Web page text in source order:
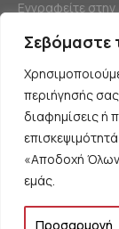
Σεβόμαστε
περιήγησής
διαφημίσεις ή
«Αποδοχή
εμάς.
Προσαρμογή
Εγγραφείτε